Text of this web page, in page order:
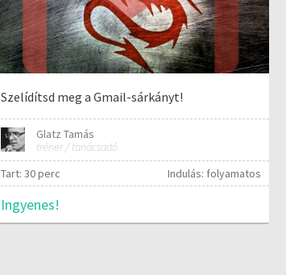
Szelídítsd meg a Gmail-sárkányt!
Glatz Tamás
tréner / tanácsadó
Tart: 30 perc
Indulás: folyamatos
Ingyenes!